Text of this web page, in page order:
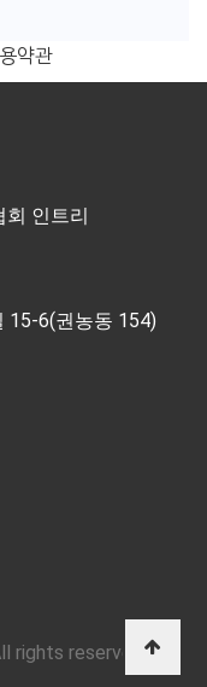
약관
인트리
15-6(권농동 154)
rights reserved.